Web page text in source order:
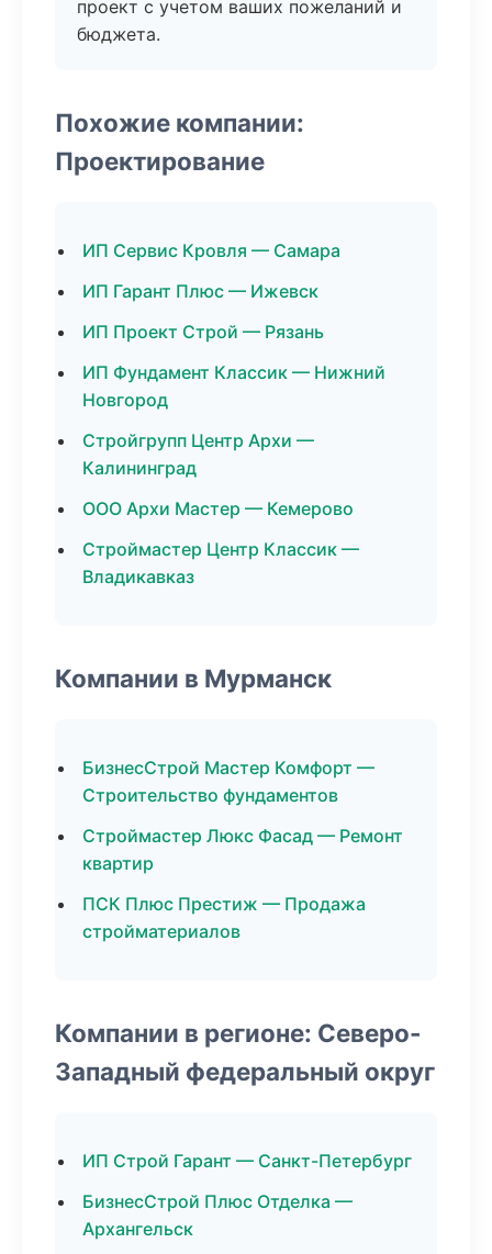
проект с учетом ваших пожеланий и
бюджета.
Похожие компании:
Проектирование
ИП Сервис Кровля — Самара
ИП Гарант Плюс — Ижевск
ИП Проект Строй — Рязань
ИП Фундамент Классик — Нижний
Новгород
Стройгрупп Центр Архи —
Калининград
ООО Архи Мастер — Кемерово
Строймастер Центр Классик —
Владикавказ
Компании в Мурманск
БизнесСтрой Мастер Комфорт —
Строительство фундаментов
Строймастер Люкс Фасад — Ремонт
квартир
ПСК Плюс Престиж — Продажа
стройматериалов
Компании в регионе: Северо-
Западный федеральный округ
ИП Строй Гарант — Санкт-Петербург
БизнесСтрой Плюс Отделка —
Архангельск